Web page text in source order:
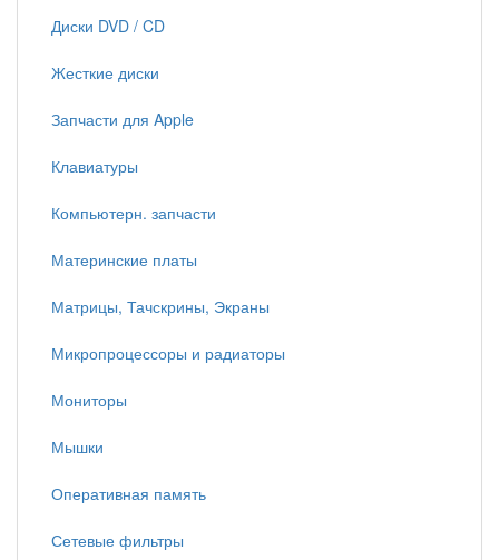
Диски DVD / CD
Жесткие диски
Запчасти для Apple
Клавиатуры
Компьютерн. запчасти
Материнские платы
Матрицы, Тачскрины, Экраны
Микропроцессоры и радиаторы
Мониторы
Мышки
Оперативная память
Сетевые фильтры